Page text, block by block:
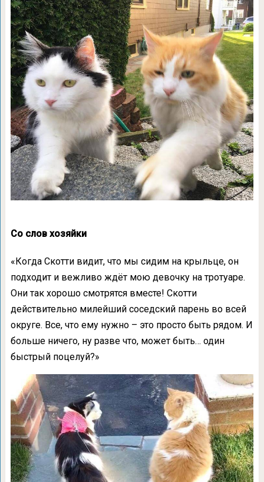
Со слов хозяйки
«Когда Скотти видит, что мы сидим на крыльце, он
подходит и вежливо ждёт мою девочку на тротуаре.
Они так хорошо смотрятся вместе! Скотти
действительно милейший соседский парень во всей
округе. Все, что ему нужно – это просто быть рядом. И
больше ничего, ну разве что, может быть… один
быстрый поцелуй?»